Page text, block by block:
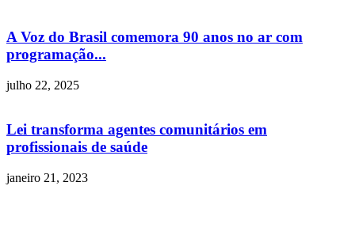
A Voz do Brasil comemora 90 anos no ar com
programação...
julho 22, 2025
Lei transforma agentes comunitários em
profissionais de saúde
janeiro 21, 2023